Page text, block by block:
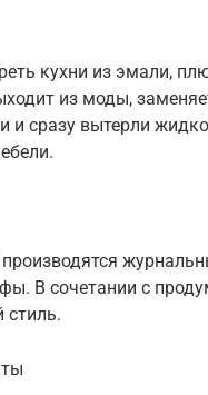
кухни из эмали,
из моды,
и сразу вытерли
В сочетании с